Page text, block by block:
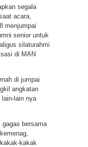
segala
acara,
menjumpai
senior untuk
silaturahmi
di MAN
di jumpai
angkatan
lain-lain nya
gagas bersama
kakak